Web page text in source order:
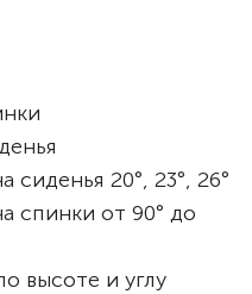
сиденья 20°, 23°, 26°
спинки от 90° до
высоте и углу